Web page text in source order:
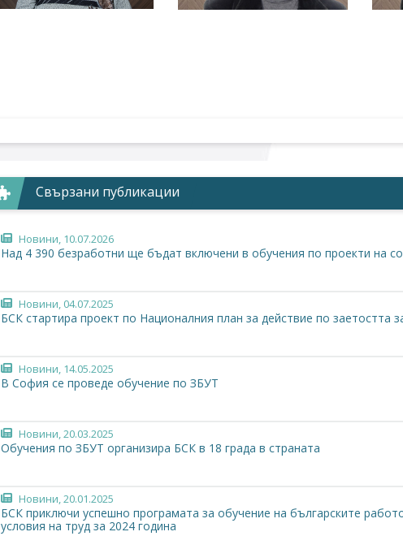
Свързани публикации
Новини, 10.07.2026
Над 4 390 безработни ще бъдат включени в обучения по проекти на
Новини, 04.07.2025
БСК стартира проект по Националния план за действие по заетостта
Новини, 14.05.2025
В София се проведе обучение по ЗБУТ
Новини, 20.03.2025
Обучения по ЗБУТ организира БСК в 18 града в страната
Новини, 20.01.2025
БСК приключи успешно програмата за обучение на българските
условия на труд за 2024 година